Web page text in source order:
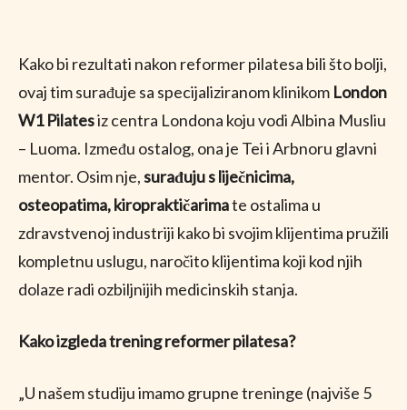
Kako bi rezultati nakon reformer pilatesa bili što bolji,
ovaj tim surađuje sa specijaliziranom klinikom London
W1 Pilatesiz centra Londona koju vodi Albina Musliu
– Luoma. Između ostalog, ona je Tei i Arbnoru glavni
mentor. Osim nje,surađuju s liječnicima,
osteopatima, kiropraktičarimate ostalima u
zdravstvenoj industriji kako bi svojim klijentima pružili
kompletnu uslugu, naročito klijentima koji kod njih
dolaze radi ozbiljnijih medicinskih stanja.
Kako izgleda trening reformer pilatesa?
„U našem studiju imamo grupne treninge (najviše 5